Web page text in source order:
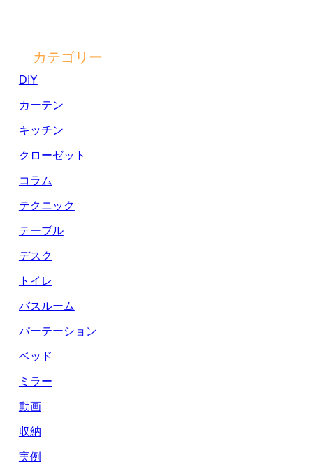
カテゴリー
DIY
カーテン
キッチン
クローゼット
コラム
テクニック
テーブル
デスク
トイレ
バスルーム
パーテーション
ベッド
ミラー
動画
収納
実例